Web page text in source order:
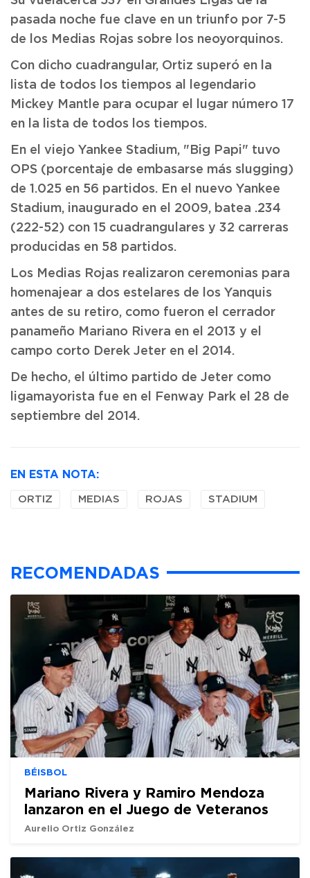
pasada noche fue clave en un triunfo por 7-5
de los Medias Rojas sobre los neoyorquinos.
Con dicho cuadrangular, Ortiz superó en la
lista de todos los tiempos al legendario
Mickey Mantle para ocupar el lugar número 17
en la lista de todos los tiempos.
En el viejo Yankee Stadium, "Big Papi" tuvo
OPS (porcentaje de embasarse más slugging)
de 1.025 en 56 partidos. En el nuevo Yankee
Stadium, inaugurado en el 2009, batea .234
(222-52) con 15 cuadrangulares y 32 carreras
producidas en 58 partidos.
Los Medias Rojas realizaron ceremonias para
homenajear a dos estelares de los Yanquis
antes de su retiro, como fueron el cerrador
panameño Mariano Rivera en el 2013 y el
campo corto Derek Jeter en el 2014.
De hecho, el último partido de Jeter como
ligamayorista fue en el Fenway Park el 28 de
septiembre del 2014.
EN ESTA NOTA:
ORTIZ MEDIAS ROJAS STADIUM
RECOMENDADAS
BÉISBOL
Mariano Rivera y Ramiro Mendoza
lanzaron en el Juego de Veteranos
Aurelio Ortiz González